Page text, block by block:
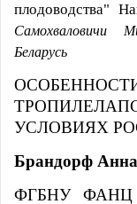
плодоводства"
Самохваловичи
Беларусь
УСЛОВИЯХ
Брандорф
ФГБНУ ФАНЦ